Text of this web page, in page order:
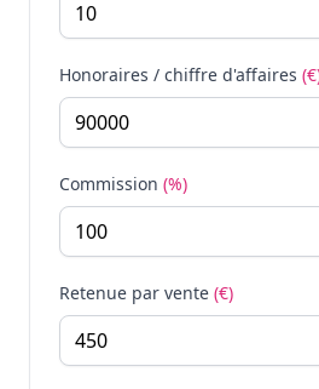
Honoraires / chiffre d'affaires
Commission (%)
Retenue par vente (€)